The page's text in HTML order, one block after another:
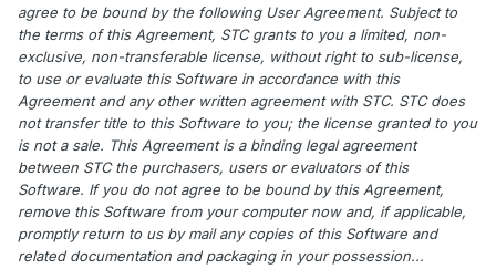
agree to be bound by the following User Agreement. Subject to
the terms of this Agreement, STC grants to you a limited, non-
exclusive, non-transferable license, without right to sub-license,
to use or evaluate this Software in accordance with this
Agreement and any other written agreement with STC. STC does
not transfer title to this Software to you; the license granted to you
is not a sale. This Agreement is a binding legal agreement
between STC the purchasers, users or evaluators of this
Software. If you do not agree to be bound by this Agreement,
remove this Software from your computer now and, if applicable,
promptly return to us by mail any copies of this Software and
related documentation and packaging in your possession...